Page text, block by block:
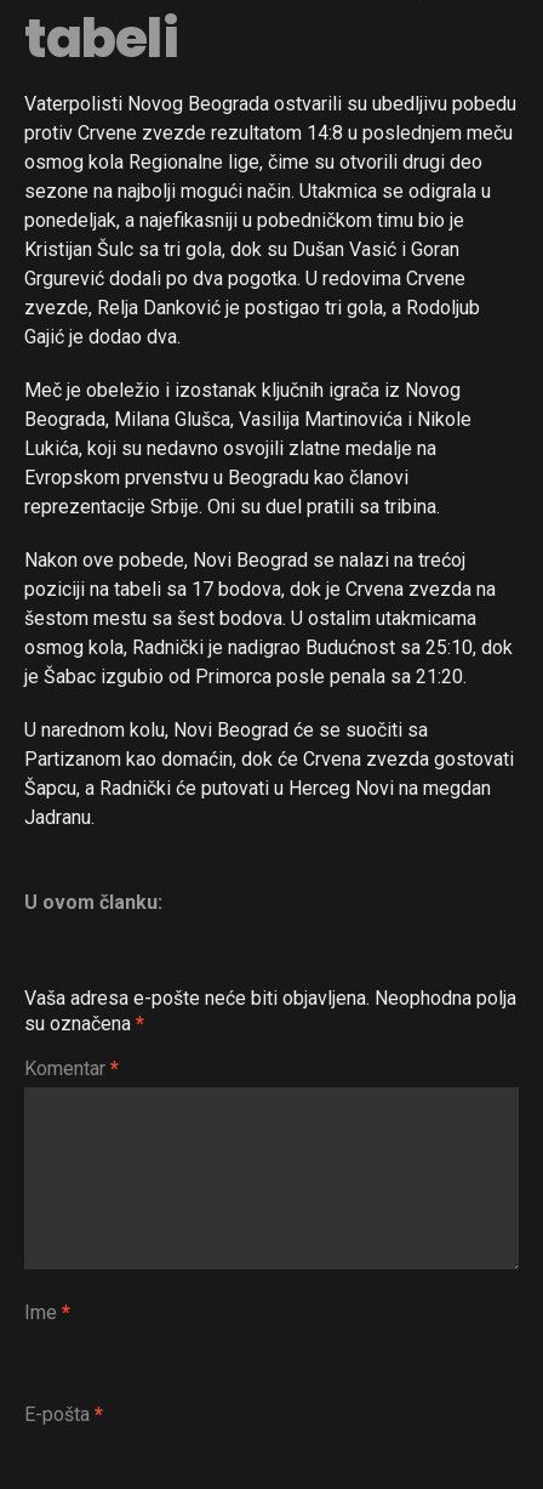
tabeli
Vaterpolisti Novog Beograda ostvarili su ubedljivu pobedu
protiv Crvene zvezde rezultatom 14:8 u poslednjem meču
osmog kola Regionalne lige, čime su otvorili drugi deo
sezone na najbolji mogući način. Utakmica se odigrala u
ponedeljak, a najefikasniji u pobedničkom timu bio je
Kristijan Šulc sa tri gola, dok su Dušan Vasić i Goran
Grgurević dodali po dva pogotka. U redovima Crvene
zvezde, Relja Danković je postigao tri gola, a Rodoljub
Gajić je dodao dva.
Meč je obeležio i izostanak ključnih igrača iz Novog
Beograda, Milana Glušca, Vasilija Martinovića i Nikole
Lukića, koji su nedavno osvojili zlatne medalje na
Evropskom prvenstvu u Beogradu kao članovi
reprezentacije Srbije. Oni su duel pratili sa tribina.
Nakon ove pobede, Novi Beograd se nalazi na trećoj
poziciji na tabeli sa 17 bodova, dok je Crvena zvezda na
šestom mestu sa šest bodova. U ostalim utakmicama
osmog kola, Radnički je nadigrao Budućnost sa 25:10, dok
je Šabac izgubio od Primorca posle penala sa 21:20.
U narednom kolu, Novi Beograd će se suočiti sa
Partizanom kao domaćin, dok će Crvena zvezda gostovati
Šapcu, a Radnički će putovati u Herceg Novi na megdan
Jadranu.
U ovom članku:
Vaša adresa e-pošte neće biti objavljena. Neophodna polja
su označena *
Komentar *
Ime *
E-pošta *
Flipboard
Reddit
Pinterest
Whatsapp
Email